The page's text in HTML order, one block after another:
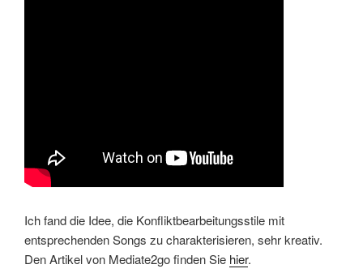
Ich fand die Idee, die Konfliktbearbeitungsstile mit
entsprechenden Songs zu charakterisieren, sehr kreativ.
Den Artikel von Mediate2go finden Sie hier.